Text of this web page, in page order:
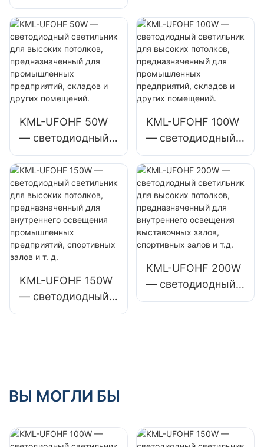
и склады.
светильников
KML-UFOHA
мощностью 100
Вт для высоких
пролетов,
предназначенных
для внутренних
помещений, таких
как
заводские здания
и склады.
мощностью 50 Вт
для освещения
наружных
рекламных щитов
и больших
вывесок
KML-UFOHF 50W
— светодиодный
светильник для
высоких
потолков,
предназначенный
для
промышленных
предприятий,
складов и других
помещений.
KML-UFOHF 100W
— светодиодный
светильник для
высоких
потолков,
предназначенный
для
промышленных
предприятий,
складов и других
помещений.
KML-UFOHF 150W
— светодиодный
светильник для
освещения
предприятий,
спортивных залов
KML-UFOHF 200W
— светодиодный
светильник для
залов и т.д.
ВЫ МОГЛИ БЫ